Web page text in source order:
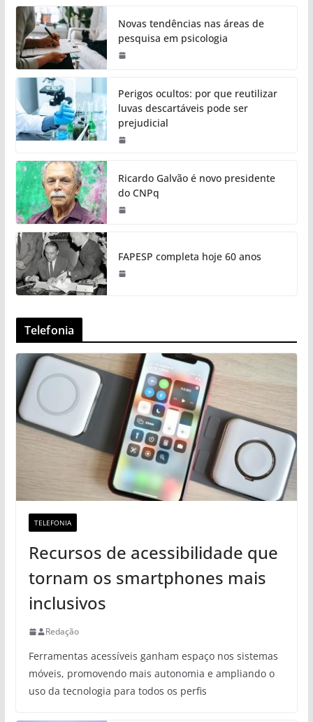
Novas tendências nas áreas de
pesquisa em psicologia
Perigos ocultos: por que reutilizar
luvas descartáveis pode ser
prejudicial
Ricardo Galvão é novo presidente
do CNPq
FAPESP completa hoje 60 anos
Telefonia
TELEFONIA
Recursos de acessibilidade que
tornam os smartphones mais
inclusivos
Redação
Ferramentas acessíveis ganham espaço nos sistemas
móveis, promovendo mais autonomia e ampliando o
uso da tecnologia para todos os perfis